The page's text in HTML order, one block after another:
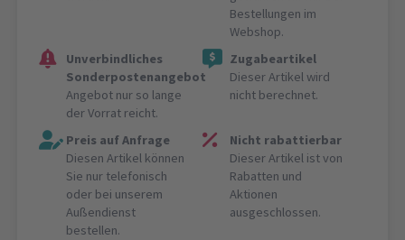
Bestellungen im
Webshop.
Unverbindliches
Sonderpostenangebot
Angebot nur so lange
der Vorrat reicht.
Zugabeartikel
Dieser Artikel wird
nicht berechnet.
Preis auf Anfrage
Diesen Artikel können
Sie nur telefonisch
oder bei unserem
Außendienst
bestellen.
Nicht rabattierbar
Dieser Artikel ist von
Rabatten und
Aktionen
ausgeschlossen.